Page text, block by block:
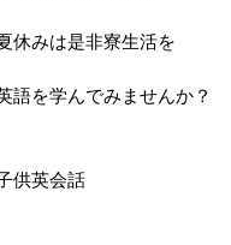
休みは是非寮生活を
語を学んでみませんか？
供英会話